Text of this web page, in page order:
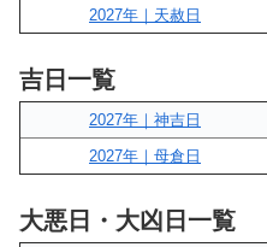
2027年｜天赦日
吉日一覧
2027年｜神吉日
2027年｜母倉日
大悪日・大凶日一覧